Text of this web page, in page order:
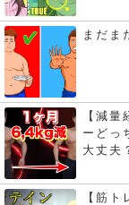
まだま
【減
ーどっ
大丈夫
【筋